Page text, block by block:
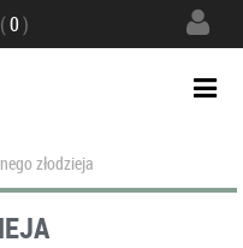
(0)
złodzieja